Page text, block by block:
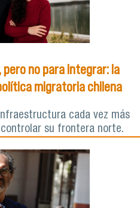
pero no para integrar: la
migratoria chilena
cada vez más
su frontera norte.